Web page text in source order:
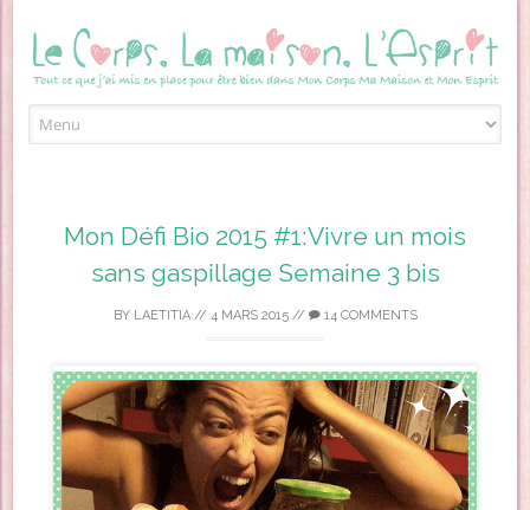
Mon Défi Bio 2015 #1:Vivre un mois
sans gaspillage Semaine 3 bis
BY LAETITIA// 4 MARS 2015// 14 COMMENTS